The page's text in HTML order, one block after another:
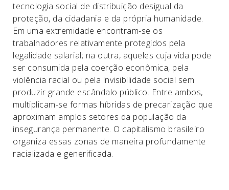
tecnologia social de distribuição desigual da
proteção, da cidadania e da própria humanidade.
Em uma extremidade encontram-se os
trabalhadores relativamente protegidos pela
legalidade salarial; na outra, aqueles cuja vida pode
ser consumida pela coerção econômica, pela
violência racial ou pela invisibilidade social sem
produzir grande escândalo público. Entre ambos,
multiplicam-se formas híbridas de precarização que
aproximam amplos setores da população da
insegurança permanente. O capitalismo brasileiro
organiza essas zonas de maneira profundamente
racializada e generificada.